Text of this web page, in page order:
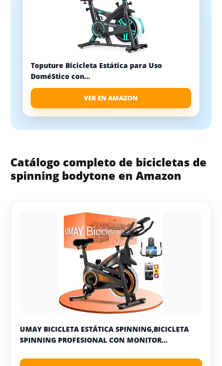
Toputure Bicicleta Estática para Uso
DoméStico con...
VER EN AMAZON
Catálogo completo de bicicletas de
spinning bodytone en Amazon
UMAY BICICLETA ESTÁTICA SPINNING,BICICLETA
SPINNING PROFESIONAL CON MONITOR...